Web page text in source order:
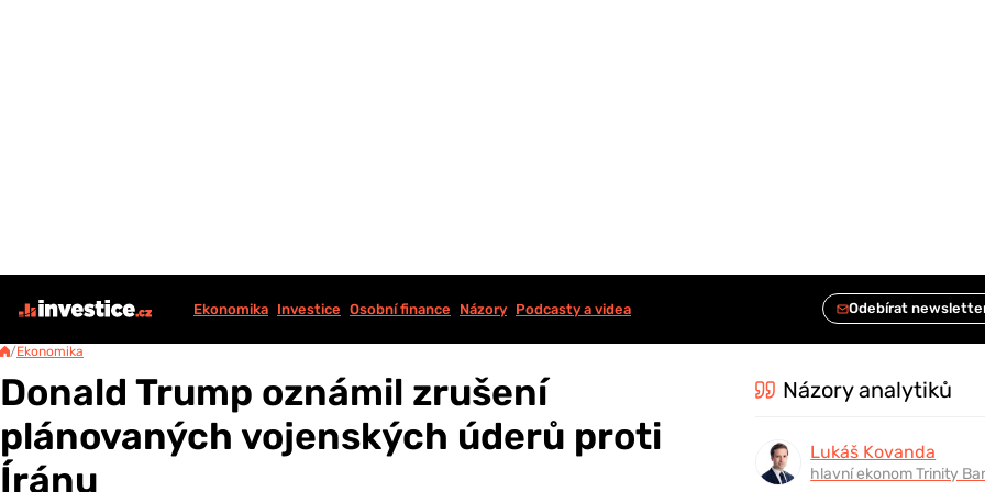
Ekonomika Investice Osobní finance Názory Podcasty a videa
/Ekonomika
Donald Trump oznámil zrušení
plánovaných vojenských úderů proti
Íránu
Názory analytiků
Lukáš Kovanda
hlavní ekonom Trinity